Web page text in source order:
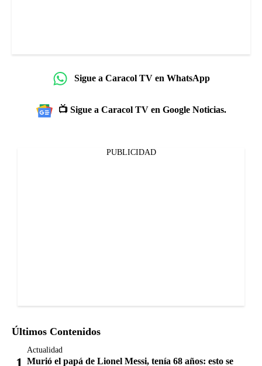
Sigue a Caracol TV en WhatsApp
📺 Sigue a Caracol TV en Google Noticias.
PUBLICIDAD
Últimos Contenidos
Actualidad
Murió el papá de Lionel Messi, tenía 68 años: esto se